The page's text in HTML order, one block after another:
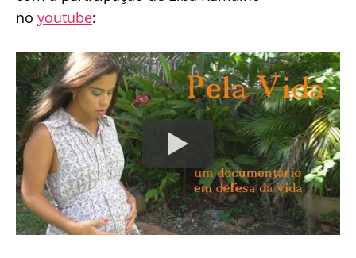
no youtube: